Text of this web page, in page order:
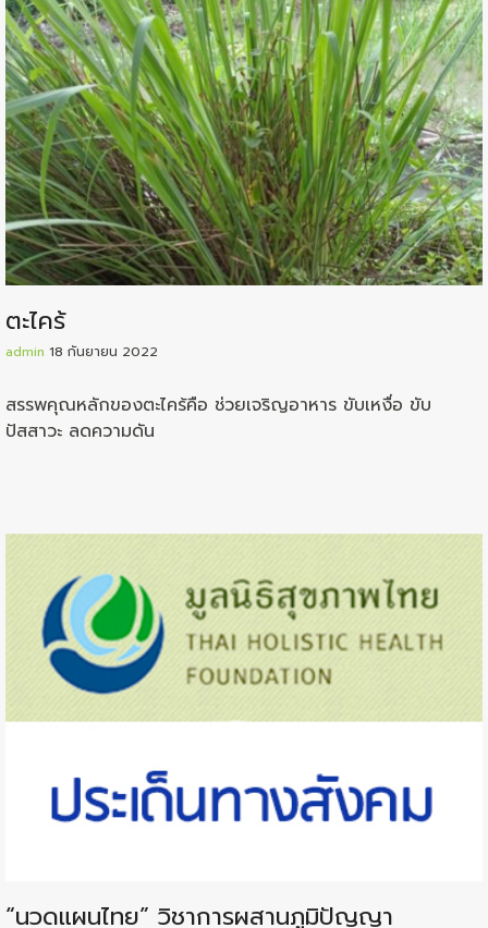
ตะไคร้
admin 18 กันยายน 2022
สรรพคุณหลักของตะไคร้คือ ช่วยเจริญอาหาร ขับเหงื่อ ขับ
ปัสสาวะ ลดความดัน
“นวดแผนไทย” วิชาการผสานภูมิปัญญา